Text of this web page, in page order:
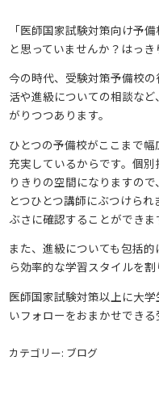
「医師国家試験対策向け予
と思っていませんか？はっき
今の時代、受験対策予備校
活や進級についての相談な
がりつつあります。
ひとつの予備校がここまで
充実しているからです。個
りきりの空間になりますの
とつひとつ講師にぶつけら
ぶさに確認することができま
また、進級についても包括
ら効率的な学習スタイルを
医師国家試験対策以上に大
いフォローをおまかせでき
カテゴリー: ブログ